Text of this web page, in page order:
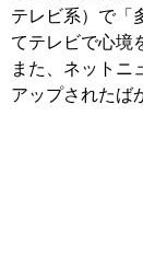
テレビ系）で「
てテレビで心境
また、ネットニ
アップされたば